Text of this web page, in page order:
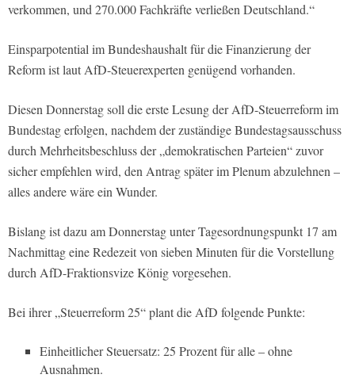
verkommen, und 270.000 Fachkräfte verließen Deutschland.“
Einsparpotential im Bundeshaushalt für die Finanzierung der
Reform ist laut AfD-Steuerexperten genügend vorhanden.
Diesen Donnerstag soll die erste Lesung der AfD-Steuerreform im
Bundestag erfolgen, nachdem der zuständige Bundestagsausschuss
durch Mehrheitsbeschluss der „demokratischen Parteien“ zuvor
sicher empfehlen wird, den Antrag später im Plenum abzulehnen –
alles andere wäre ein Wunder.
Bislang ist dazu am Donnerstag unter Tagesordnungspunkt 17 am
Nachmittag eine Redezeit von sieben Minuten für die Vorstellung
durch AfD-Fraktionsvize König vorgesehen.
Bei ihrer „Steuerreform 25“ plant die AfD folgende Punkte:
Einheitlicher Steuersatz: 25 Prozent für alle – ohne
Ausnahmen.